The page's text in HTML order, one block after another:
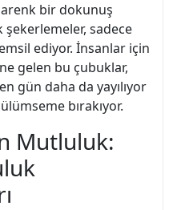
bir dokunuş
sadece
ediyor. İnsanlar için
gelen bu çubuklar,
gün daha da yayılıyor
bırakıyor.
Mutluluk: